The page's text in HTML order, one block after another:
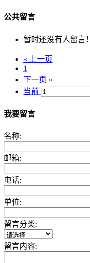
公共留言
暂时还没有人留言！
« 上一页
1
下一页 »
当前
我要留言
名称:
邮箱:
电话:
单位:
留言分类:
留言内容: